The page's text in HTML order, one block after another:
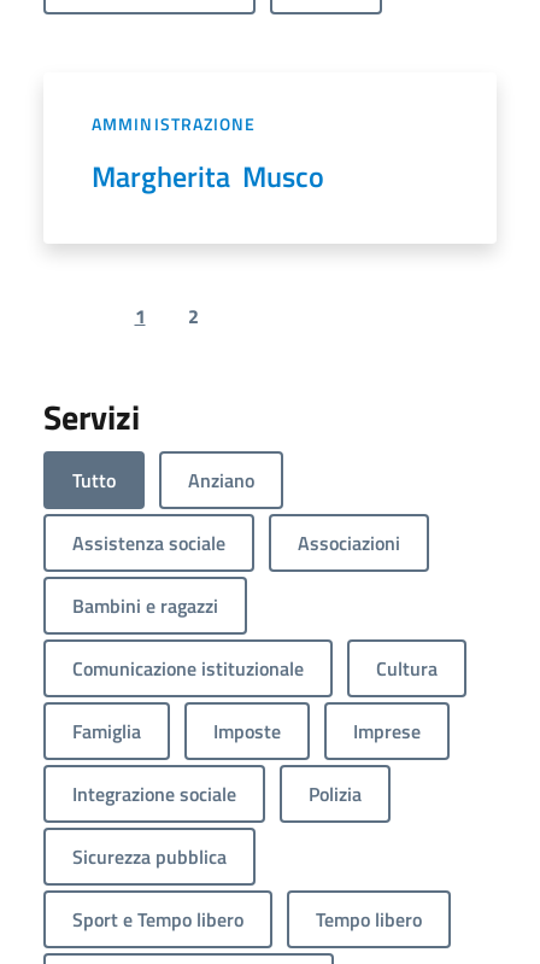
AMMINISTRAZIONE
Margherita Musco
Previous page
1 2
Servizi
Tutto Anziano
Assistenza sociale Associazioni
Bambini e ragazzi
Comunicazione istituzionale Cultura
Famiglia Imposte Imprese
Integrazione sociale Polizia
Sicurezza pubblica
Sport e Tempo libero Tempo libero